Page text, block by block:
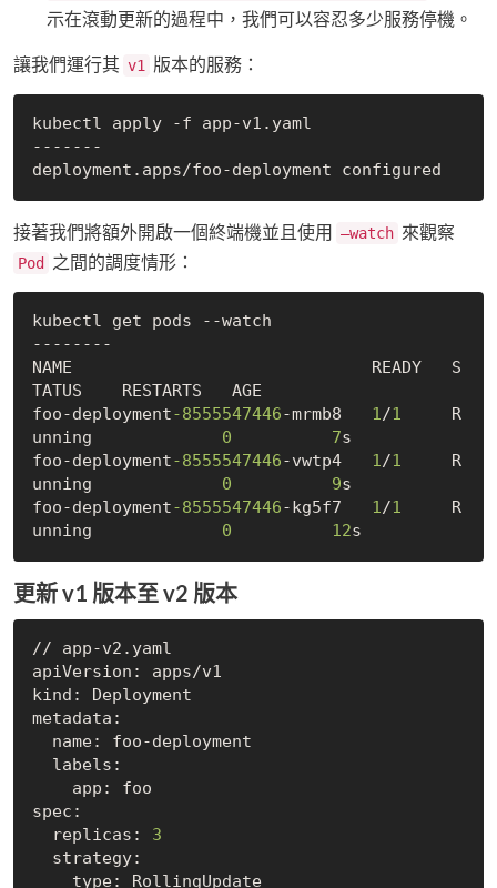
示在滾動更新的過程中，我們可以容忍多少服務停機。
讓我們運行其 v1 版本的服務：
kubectl apply -f app-v1.yaml
-------
接著我們將額外開啟一個終端機並且使用 —watch 來觀察
Pod 之間的調度情形：
kubectl get pods --watch
--------
NAME                              READY   S
TATUS    RESTARTS   AGE
foo-deployment-8555547446-mrmb8 1/1
     R
unning 0 7s
foo-deployment-8555547446-vwtp4 1/1
     R
unning 0 9s
foo-deployment-8555547446-kg5f7 1/1
     R
unning 0 12
更新 v1 版本至 v2 版本
// app-v2.yaml
apiVersion: apps/v1
kind: Deployment
metadata:
spec:
  replicas:
3